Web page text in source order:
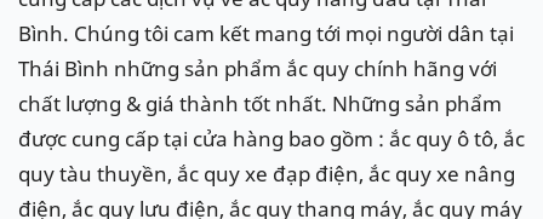
Bình. Chúng tôi cam kết mang tới mọi người dân tại
Thái Bình những sản phẩm ắc quy chính hãng với
chất lượng & giá thành tốt nhất. Những sản phẩm
được cung cấp tại cửa hàng bao gồm : ắc quy ô tô, ắc
quy tàu thuyền, ắc quy xe đạp điện, ắc quy xe nâng
điện, ắc quy lưu điện, ắc quy thang máy, ắc quy máy